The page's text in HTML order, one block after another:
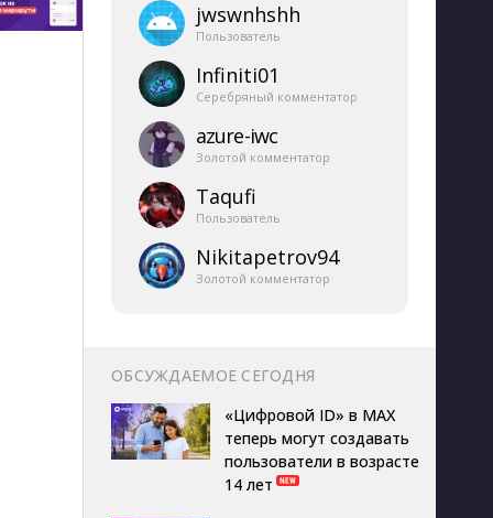
jwswnhshh
Пользователь
Infiniti01
Серебряный комментатор
azure-​iwc
Золотой комментатор
Taqufi
Пользователь
Nikitapetrov94
Золотой комментатор
ОБСУЖДАЕМОЕ СЕГОДНЯ
«Цифровой ID» в MAX
теперь могут создавать
пользователи в возрасте
14 лет